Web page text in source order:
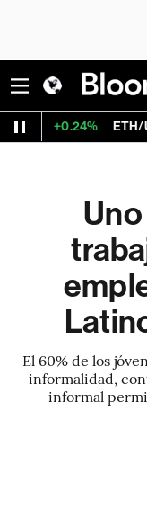
ETH/USD 1,924.173
El 60% de los
informalidad,
informal